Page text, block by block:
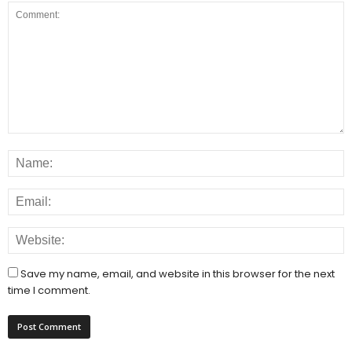
Save my name, email, and website in this browser for the next
time I comment.